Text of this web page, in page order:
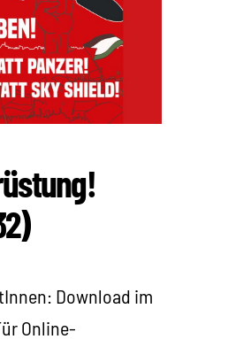
Download im
Online-